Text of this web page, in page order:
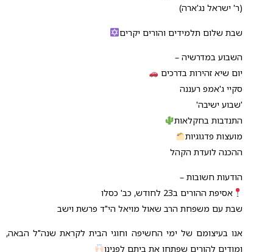
(ר' ישראל נג'ארה)
שבת שלום תלמידים והורים יקרים
השבוע במדרשיה –
יום שיא זהירות בדרכים
סקיי ג'אמפ רעננה
'שבוע ישיבה'
התנדבות בחקלאות
מועצות פדגוגיות
ההכנה לועדת הקהל
הודעות חשובות –
אסיפת ההורים ב23 לחודש, כב' כסלו
שבת עם משפחת הרב שאול מויאל הי"ד פרשת וישב
אנו בעיצומם של ימי החשיפה וחוגי הבית לקראת שנה"ל הבאה,
ומודים להורים שפתחו את ביתם לפנינו